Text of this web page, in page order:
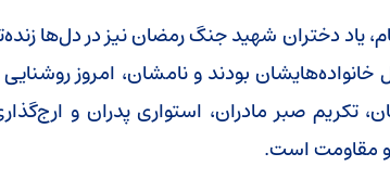
یاد دختران شهید جنگ رمضان نیز در دل‌ها
خانواده‌هایشان بودند و نامشان، امروز
تکریم صبر مادران، استواری پدران و
و مقاومت است.